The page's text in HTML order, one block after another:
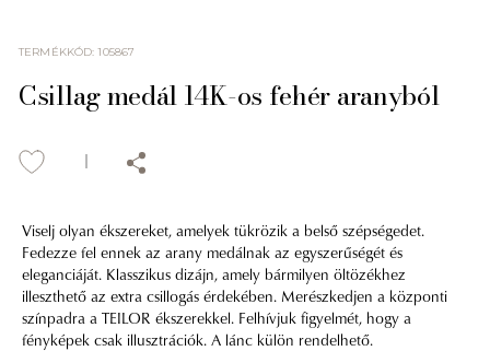
TERMÉKKÓD:105867
Csillag medál 14K-os fehér aranyból
Viselj olyan ékszereket, amelyek tükrözik a belső szépségedet.
Fedezze fel ennek az arany medálnak az egyszerűségét és
eleganciáját. Klasszikus dizájn, amely bármilyen öltözékhez
illeszthető az extra csillogás érdekében. Merészkedjen a központi
színpadra a TEILOR ékszerekkel. Felhívjuk figyelmét, hogy a
fényképek csak illusztrációk. A lánc külön rendelhető.